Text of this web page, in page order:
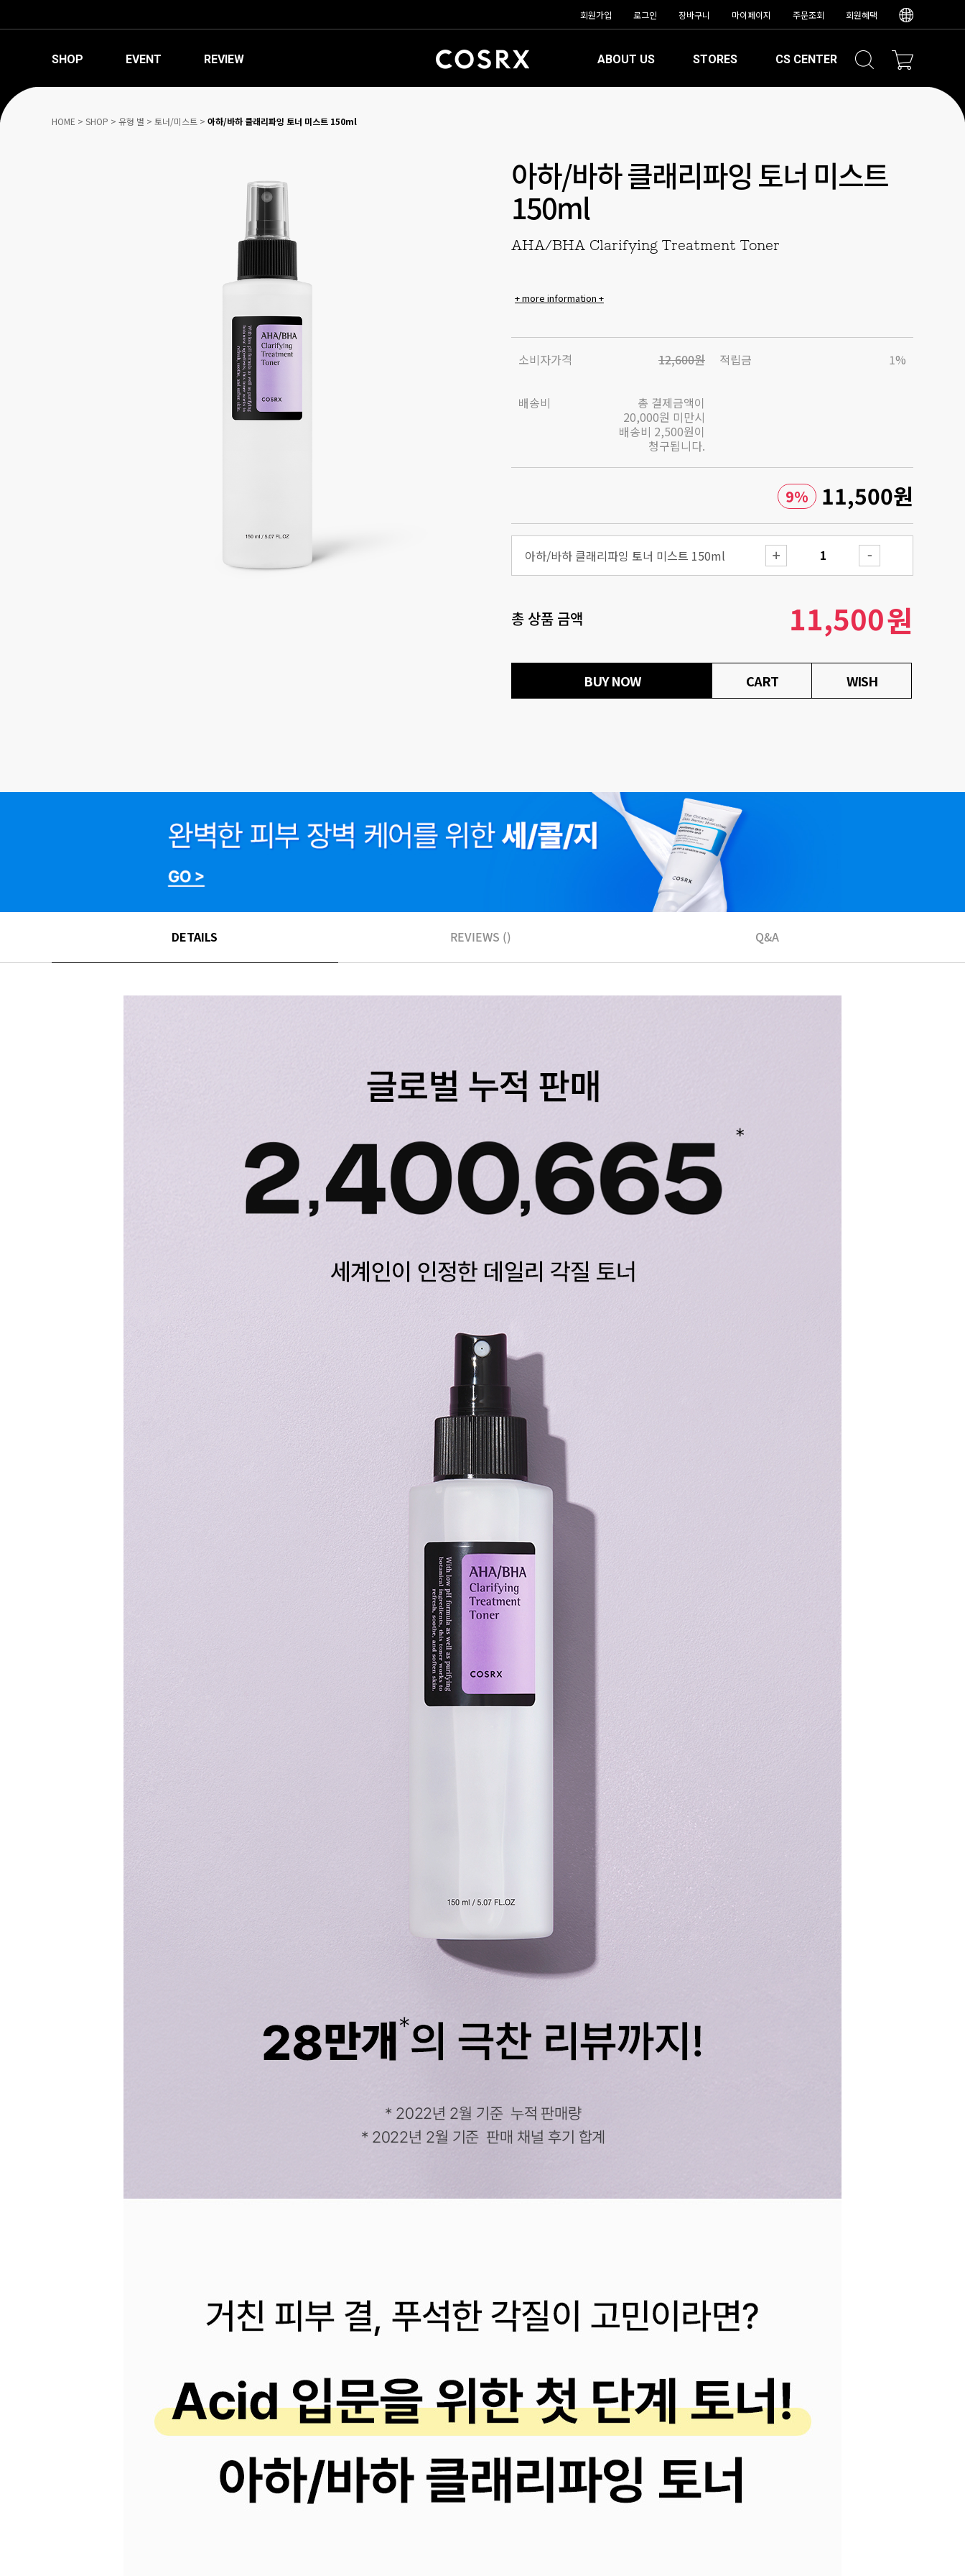
회원가입 로그인 장바구니 마이페이지 주문조회 회원혜택
SHOP EVENT REVIEW ABOUT US STORES CS CENTER
HOME > SHOP > 유형 별 > 토너/미스트 > 아하/바하 클래리파잉 토너 미스트 150ml
아하/바하 클래리파잉 토너 미스트
150ml
AHA/BHA Clarifying Treatment Toner
+ more information +
소비자가격 12,600원 적립금 1%
배송비
총 결제금액이
20,000원 미만시
배송비 2,500원이
청구됩니다.
9% 11,500원
아하/바하 클래리파잉 토너 미스트 150ml
총 상품 금액 11,500원
BUY NOW CART WISH
DETAILS REVIEWS () Q&A